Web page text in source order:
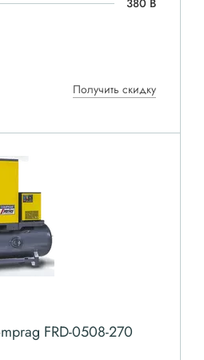
380 В
Получить скидку
FRD-0508-270